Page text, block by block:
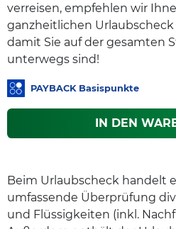
verreisen, empfehlen wir
ganzheitlichen
damit Sie auf der gesamten
unterwegs sind!
PAYBACK Basispunkte
IN DEN
Beim Urlaubscheck handelt
umfassende Überprüfung
und Flüssigkeiten (inkl.